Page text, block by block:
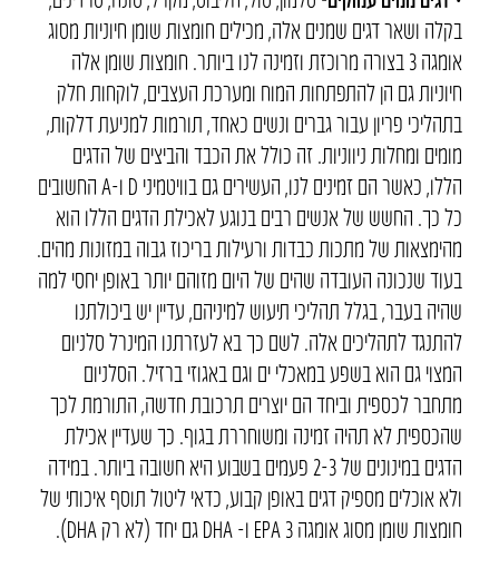
בקלה ושאר דגים שמנים אלה, מכילים חומצות שומן חיוניות מסוג
אומגה 3 בצורה מרוכזת וזמינה לנו ביותר. חומצות שומן אלה
חיוניות גם הן להתפתחות המוח ומערכת העצבים, לוקחות חלק
בתהליכי פריון עבור גברים ונשים כאחד, תורמות למניעת דלקות,
מומים ומחלות ניווניות. זה כולל את הכבד והביצים של הדגים
הללו, כאשר הם זמינים לנו, העשירים גם בוויטמיני D ו-A החשובים
כל כך. החשש של אנשים רבים בנוגע לאכילת הדגים הללו הוא
מהימצאות של מתכות כבדות ורעילות בריכוז גבוה במזונות מהים.
בעוד שנכונה העובדה שהים של היום מזוהם יותר באופן יחסי למה
שהיה בעבר, בגלל תהליכי תיעוש למיניהם, עדיין יש ביכולתנו
להתנגד לתהליכים אלה. לשם כך בא לעזרתנו המינרל סלניום
המצוי גם הוא בשפע במאכלי ים וגם באגוזי ברזיל. הסלניום
מתחבר לכספית וביחד הם יוצרים תרכובת חדשה, התורמת לכך
שהכספית לא תהיה זמינה ומשוחררת בגוף. כך שעדיין אכילת
הדגים במינונים של 2-3 פעמים בשבוע היא חשובה ביותר. במידה
ולא אוכלים מספיק דגים באופן קבוע, כדאי ליטול תוסף איכותי של
חומצות שומן מסוג אומגה 3 EPA ו- DHA גם יחד (לא רק DHA).